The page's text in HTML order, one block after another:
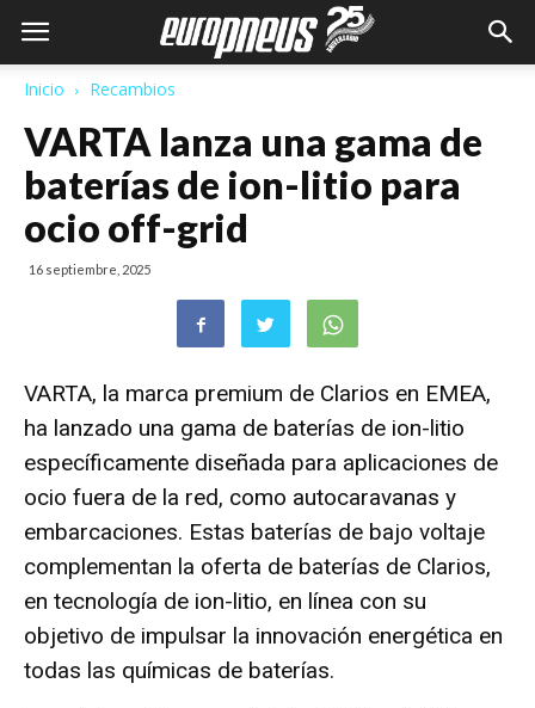
Inicio Recambios
VARTA lanza una gama de
baterías de ion-litio para
ocio off-grid
16 septiembre, 2025
VARTA, la marca premium de Clarios en EMEA,
ha lanzado una gama de baterías de ion-litio
específicamente diseñada para aplicaciones de
ocio fuera de la red, como autocaravanas y
embarcaciones. Estas baterías de bajo voltaje
complementan la oferta de baterías de Clarios,
en tecnología de ion-litio, en línea con su
objetivo de impulsar la innovación energética en
todas las químicas de baterías.